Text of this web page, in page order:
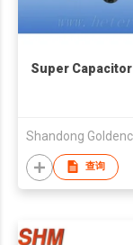
Super Capacitor
查询